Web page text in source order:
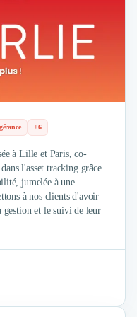
+6
à Lille et Paris, co-
l'asset tracking grâce
jumelée à une
à nos clients d'avoir
et le suivi de leur